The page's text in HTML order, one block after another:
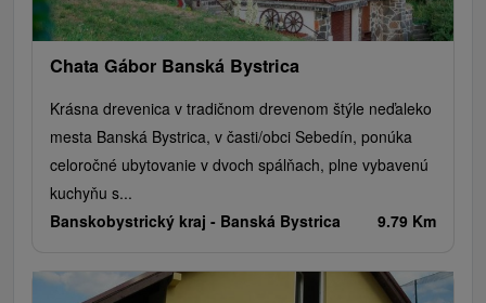
Chata Gábor Banská Bystrica
Krásna drevenica v tradičnom drevenom štýle neďaleko
mesta Banská Bystrica, v časti/obci Sebedín, ponúka
celoročné ubytovanie v dvoch spálňach, plne vybavenú
kuchyňu s...
Banskobystrický kraj - Banská Bystrica 9.79 Km